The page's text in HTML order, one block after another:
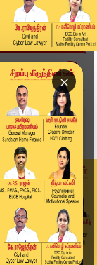
×
கடையடைப்...